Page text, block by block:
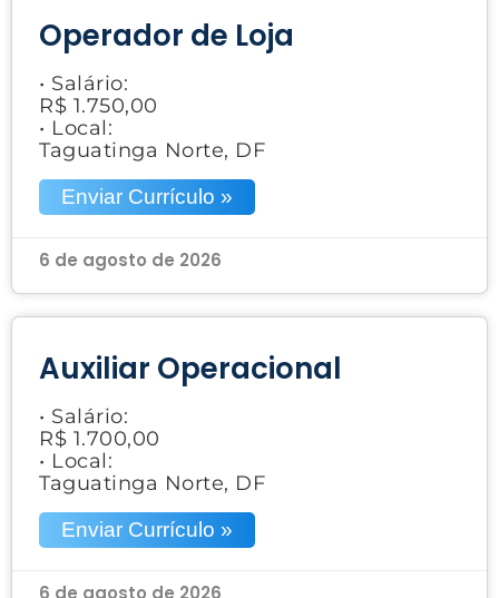
Operador de Loja
• Salário:
R$ 1.750,00
• Local:
Taguatinga Norte, DF
Enviar Currículo »
6 de agosto de 2026
Auxiliar Operacional
• Salário:
R$ 1.700,00
• Local:
Taguatinga Norte, DF
Enviar Currículo »
6 de agosto de 2026